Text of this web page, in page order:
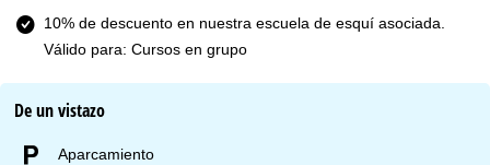
10% de descuento en nuestra escuela de esquí asociada.
Válido para: Cursos en grupo
De un vistazo
Aparcamiento